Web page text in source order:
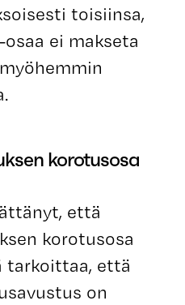
toisiinsa,
ei makseta
korotusosa
että
korotusosa
tarkoittaa, että
on